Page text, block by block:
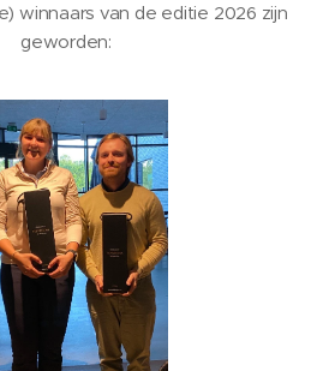
winnaars van de editie 2026 zijn
geworden: